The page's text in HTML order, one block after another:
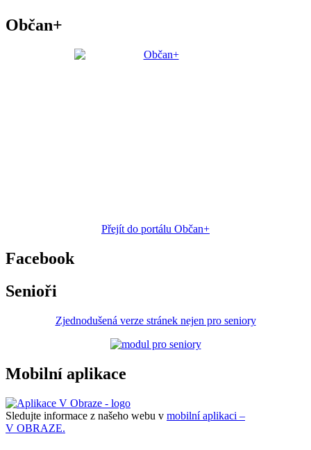
Občan+
Přejít do portálu Občan+
Facebook
Senioři
Zjednodušená verze stránek nejen pro seniory
Mobilní aplikace
Sledujte informace z našeho webu v mobilní aplikaci –
V OBRAZE.